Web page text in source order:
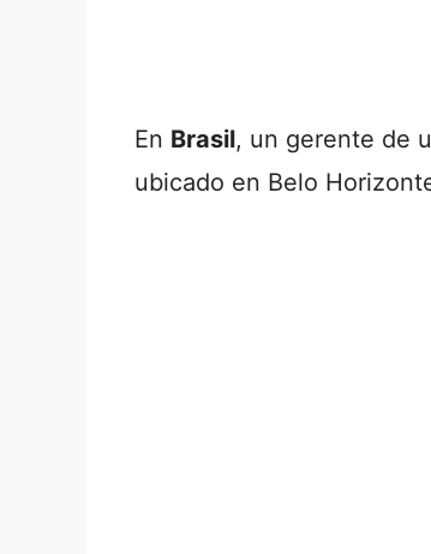
En Brasil, un gerente de
ubicado en Belo